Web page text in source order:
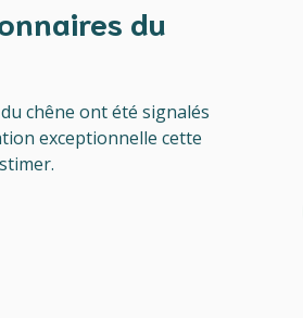
du
chêne ont été signalés
exceptionnelle cette